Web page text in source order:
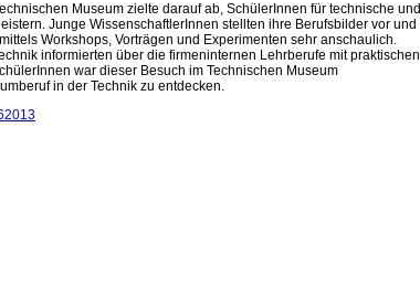
Museum zielte darauf ab, SchülerInnen für technische und
Junge WissenschaftlerInnen stellten ihre Berufsbilder vor und
Workshops, Vorträgen und Experimenten sehr anschaulich.
informierten über die firmeninternen Lehrberufe mit praktischen
war dieser Besuch im Technischen Museum
in der Technik zu entdecken.